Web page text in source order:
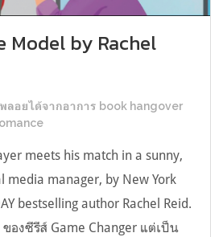
Model by Rachel
ลอยได้จากอาการ book hangover
meets his match in a sunny,
media manager, by New York
bestselling author Rachel Reid.
องซีรีส์ Game Changer แต่เป็น